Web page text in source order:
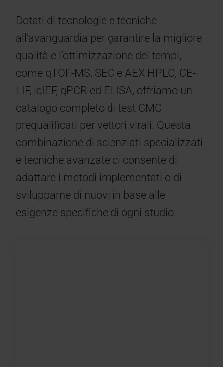
Dotati di tecnologie e tecniche
all’avanguardia per garantire la migliore
qualità e l’ottimizzazione dei tempi,
come qTOF-MS, SEC e AEX HPLC, CE-
LIF, icIEF, qPCR ed ELISA, offriamo un
catalogo completo di test CMC
prequalificati per vettori virali. Questa
combinazione di scienziati specializzati
e tecniche avanzate ci consente di
adattare i metodi implementati o di
svilupparne di nuovi in base alle
esigenze specifiche di ogni studio.